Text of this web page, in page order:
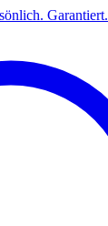
Garantiert.